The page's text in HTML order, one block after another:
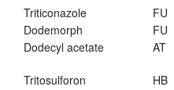
Triticonazole
FU
Dodemorph
FU
Dodecyl acetate
AT
Tritosulforon HB